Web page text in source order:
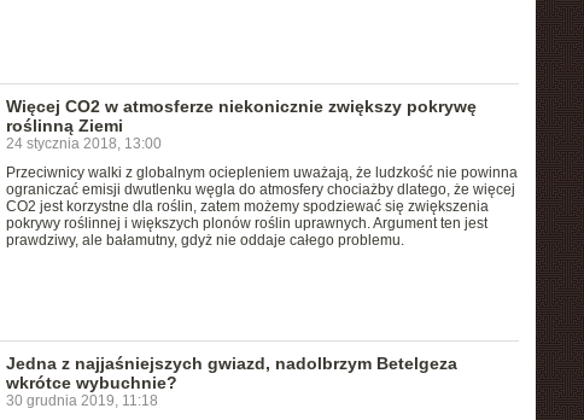
Więcej CO2 w atmosferze niekonicznie zwiększy pokrywę
roślinną Ziemi
24 stycznia 2018, 13:00
Przeciwnicy walki z globalnym ociepleniem uważają, że ludzkość nie powinna
ograniczać emisji dwutlenku węgla do atmosfery chociażby dlatego, że więcej
CO2 jest korzystne dla roślin, zatem możemy spodziewać się zwiększenia
pokrywy roślinnej i większych plonów roślin uprawnych. Argument ten jest
prawdziwy, ale bałamutny, gdyż nie oddaje całego problemu.
Jedna z najjaśniejszych gwiazd, nadolbrzym Betelgeza
wkrótce wybuchnie?
30 grudnia 2019, 11:18